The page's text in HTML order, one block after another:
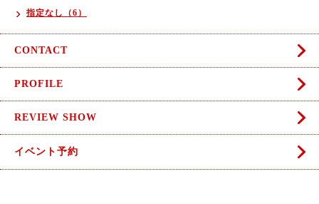
指定なし（6）
CONTACT
PROFILE
REVIEW SHOW
イベント予約